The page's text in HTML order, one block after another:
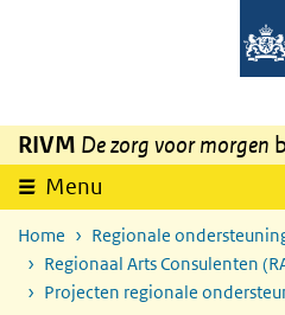
Overslaan en naar de inhoud gaan
RIVM De zorg voor morgen
Menu
Home
Regionale
Regionaal Arts Consulenten
Projecten regionale